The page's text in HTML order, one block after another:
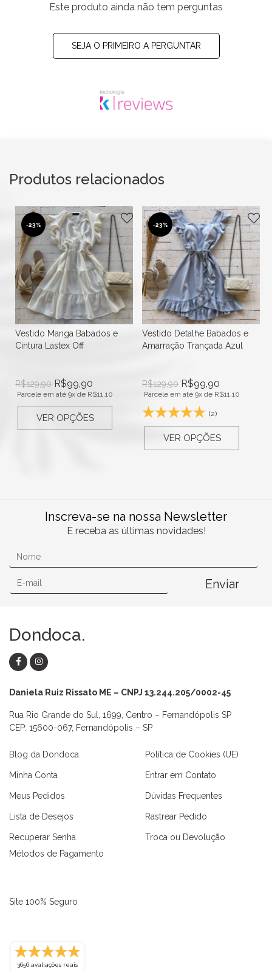
Este produto ainda não tem perguntas
SEJA O PRIMEIRO A PERGUNTAR
Produtos relacionados
-23%
Vestido Manga Babados e
Cintura Lastex Off
R$129,90 R$99,90
Parcele em até 9x de R$11,10
VER OPÇÕES
-23%
Vestido Detalhe Babados e
Amarração Trançada Azul
R$129,90 R$99,90
Parcele em até 9x de R$11,10
(2)
VER OPÇÕES
Inscreva-se na nossa Newsletter
E receba as últimas novidades!
Enviar
Dondoca.
Daniela Ruiz Rissato ME – CNPJ 13.244.205/0002-45
Rua Rio Grande do Sul, 1699, Centro – Fernandópolis SP
CEP: 15600-067, Fernandópolis – SP
Blog da Dondoca
Minha Conta
Meus Pedidos
Lista de Desejos
Recuperar Senha
Política de Cookies (UE)
Entrar em Contato
Dúvidas Frequentes
Rastrear Pedido
Troca ou Devolução
Métodos de Pagamento
Site 100% Seguro
3656 avaliações reais